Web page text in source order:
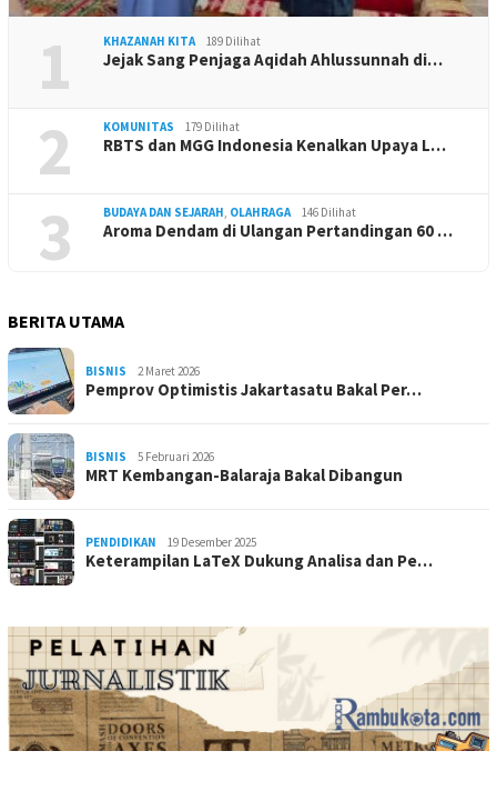
1 KHAZANAH KITA 189 Dilihat
Jejak Sang Penjaga Aqidah Ahlussunnah di…
2 KOMUNITAS 179 Dilihat
RBTS dan MGG Indonesia Kenalkan Upaya L…
3 BUDAYA DAN SEJARAH OLAHRAGA 146 Dilihat
Aroma Dendam di Ulangan Pertandingan 60 …
BERITA UTAMA
BISNIS 2 Maret 2026
Pemprov Optimistis Jakartasatu Bakal Per…
BISNIS 5 Februari 2026
MRT Kembangan-Balaraja Bakal Dibangun
PENDIDIKAN 19 Desember 2025
Keterampilan LaTeX Dukung Analisa dan Pe…